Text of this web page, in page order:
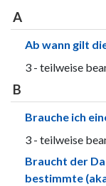
A
Ab wann gilt
3 - teilweise
B
Brauche ich
3 - teilweise
Braucht der
bestimmte